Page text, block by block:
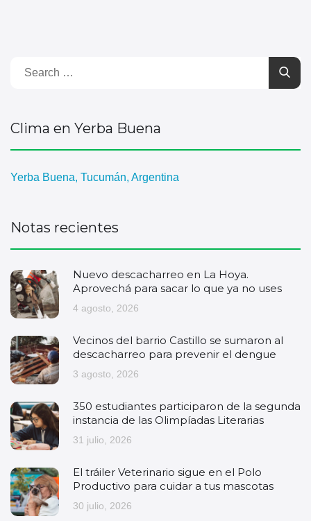
Clima en Yerba Buena
Yerba Buena, Tucumán, Argentina
Notas recientes
Nuevo descacharreo en La Hoya.
Aprovechá para sacar lo que ya no uses
4 agosto, 2026
Vecinos del barrio Castillo se sumaron al
descacharreo para prevenir el dengue
3 agosto, 2026
350 estudiantes participaron de la segunda
instancia de las Olimpíadas Literarias
31 julio, 2026
El tráiler Veterinario sigue en el Polo
Productivo para cuidar a tus mascotas
30 julio, 2026